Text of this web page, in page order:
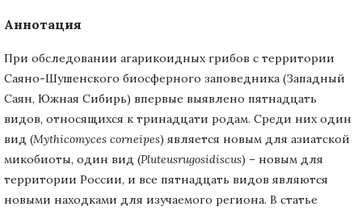
Аннотация
При обследовании агарикоидных грибов с территории
Саяно-Шушенского биосферного заповедника (Западный
Саян, Южная Сибирь) впервые выявлено пятнадцать
видов, относящихся к тринадцати родам. Среди них один
вид (Mythicomyces corneipes) является новым для азиатской
микобиоты, один вид (Pluteusrugosidiscus) – новым для
территории России, и все пятнадцать видов являются
новыми находками для изучаемого региона. В статье